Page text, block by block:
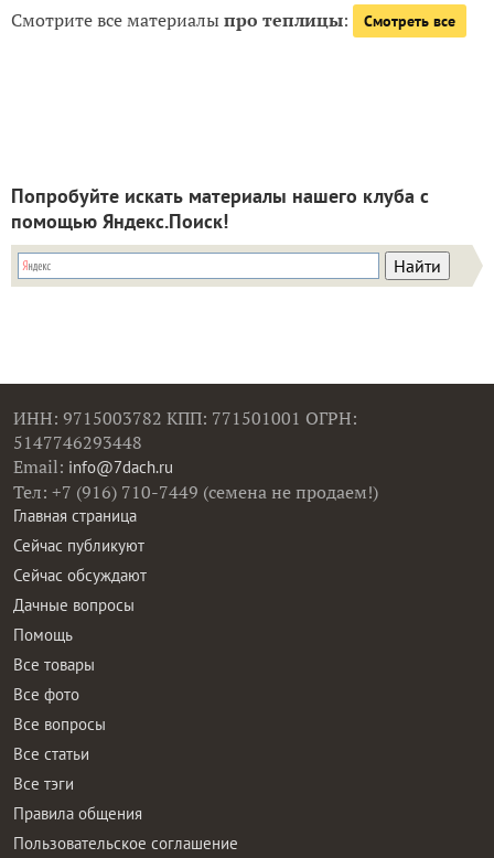
Смотрите все материалыпро теплицы: Смотреть все
Попробуйте искать материалы нашего клуба с
помощью Яндекс.Поиск!
ИНН: 9715003782 КПП: 771501001 ОГРН:
5147746293448
Email: info@7dach.ru
Тел: +7 (916) 710-7449 (семена не продаем!)
Главная страница
Сейчас публикуют
Сейчас обсуждают
Дачные вопросы
Помощь
Все товары
Все фото
Все вопросы
Все статьи
Все тэги
Правила общения
Пользовательское соглашение